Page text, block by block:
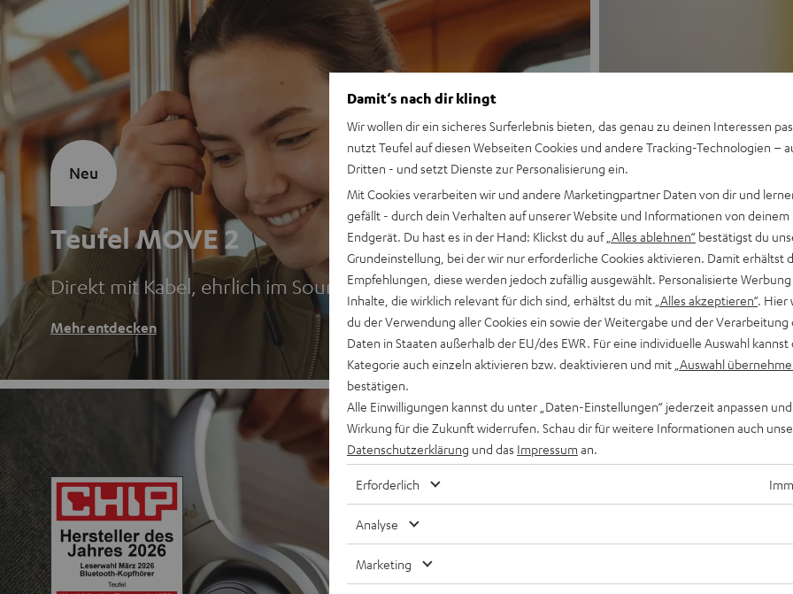
Teufel MOVE 2
Direkt mit Kabel, ehrlich im Sound
Mehr entdecken
Neu
MOTIV®
Stil trifft Sound
Mehr entdecken
Damit‘s nach dir klingt
Wir wollen dir ein sicheres Surferlebnis bieten, das genau zu deinen Interessen
nutzt Teufel auf diesen Webseiten Cookies und andere Tracking-Technologien –
Dritten - und setzt Dienste zur Personalisierung ein.
Mit Cookies verarbeiten wir und andere Marketingpartner Daten von dir und
gefällt - durch dein Verhalten auf unserer Website und Informationen von deinem
Endgerät. Du hast es in der Hand: Klickst du auf „Alles ablehnen“ bestätigst du
Grundeinstellung, bei der wir nur erforderliche Cookies aktivieren. Damit erhältst
Empfehlungen, diese werden jedoch zufällig ausgewählt. Personalisierte
Inhalte, die wirklich relevant für dich sind, erhältst du mit „Alles akzeptieren“. Hier
du der Verwendung aller Cookies ein sowie der Weitergabe und der Verarbeitung
Daten in Staaten außerhalb der EU/des EWR. Für eine individuelle Auswahl kannst
Kategorie auch einzeln aktivieren bzw. deaktivieren und mit „Auswahl
bestätigen.
Alle Einwilligungen kannst du unter „Daten-Einstellungen“ jederzeit anpassen
Wirkung für die Zukunft widerrufen. Schau dir für weitere Informationen auch
Datenschutzerklärung und das Impressum an.
Erforderlich
Analyse
Marketing